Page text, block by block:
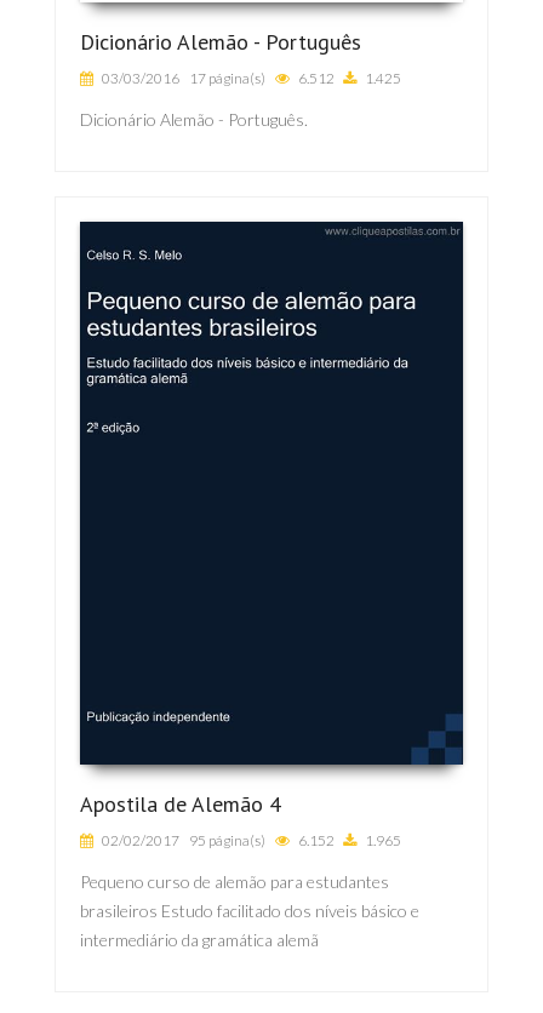
Dicionário Alemão - Português
03/03/2016 17 página(s) 6.512 1.425
Dicionário Alemão - Português.
Apostila de Alemão 4
02/02/2017 95 página(s) 6.152 1.965
Pequeno curso de alemão para estudantes
brasileiros Estudo facilitado dos níveis básico e
intermediário da gramática alemã